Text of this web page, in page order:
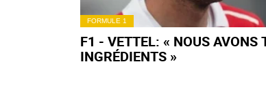
FORMULE 1
F1 - VETTEL: « NOUS AVONS
INGRÉDIENTS »